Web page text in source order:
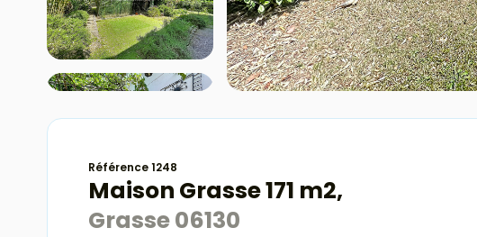
Référence 1248
Maison Grasse 171 m2,
Grasse 06130